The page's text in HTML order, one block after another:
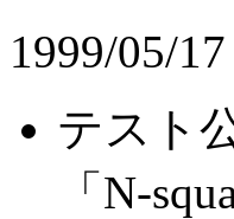
1999/05/17
テスト
「N-